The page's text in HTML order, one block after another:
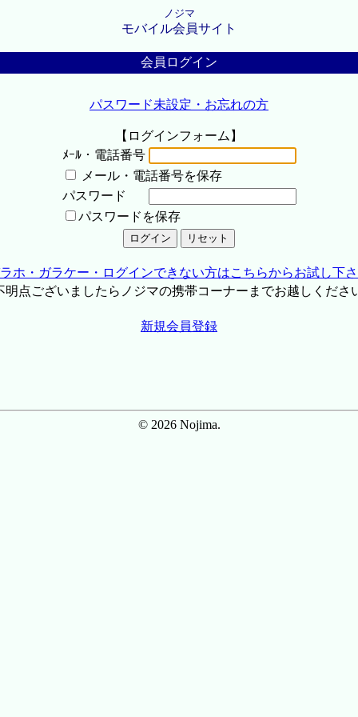
ノジマ
モバイル会員サイト
会員ログイン
パスワード未設定・お忘れの方
【ログインフォーム】
ﾒｰﾙ・電話番号
メール・電話番号を保存
パスワード
パスワードを保存
ホ・ガラケー・ログインできない方はこちらからお試し下
点ございましたらノジマの携帯コーナーまでお越しくださ
新規会員登録
© 2026 Nojima.